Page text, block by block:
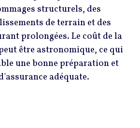
structurels, des
de terrain et des
prolongées. Le coût de la
être astronomique, ce qui
une bonne préparation et
adéquate.